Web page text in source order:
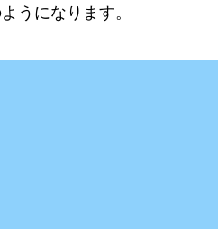
うになります。